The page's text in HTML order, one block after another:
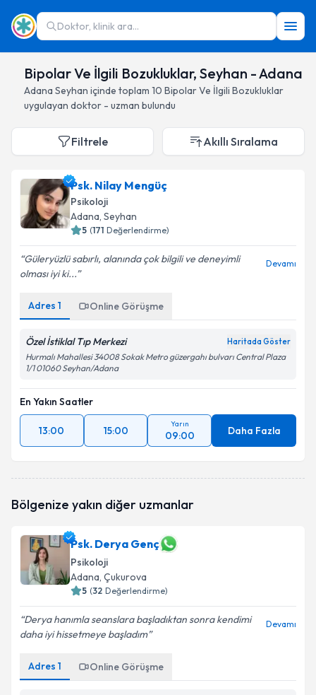
Doktor, klinik ara...
Bipolar Ve İlgili Bozukluklar, Seyhan - Adana
Adana Seyhan içinde toplam 10 Bipolar Ve İlgili Bozukluklar
uygulayan doktor - uzman bulundu
Filtrele Akıllı Sıralama
Psk. Nilay Mengüç
Psikoloji
Adana, Seyhan
5 (171 Değerlendirme)
Güleryüzlü sabırlı, alanında çok bilgili ve deneyimli
olması iyi ki...
Devamı
Adres 1 Online Görüşme
Özel İstiklal Tıp Merkezi Haritada Göster
Hurmalı Mahallesi 34008 Sokak Metro güzergahı bulvarı Central Plaza
1/1 01060 Seyhan/Adana
En Yakın Saatler
13:00 15:00
Yarın
09:00 Daha Fazla
Bölgenize yakın diğer uzmanlar
Psk. Derya Genç
Psikoloji
Adana, Çukurova
5 (32 Değerlendirme)
Derya hanımla seanslara başladıktan sonra kendimi
daha iyi hissetmeye başladım
Devamı
Adres 1 Online Görüşme